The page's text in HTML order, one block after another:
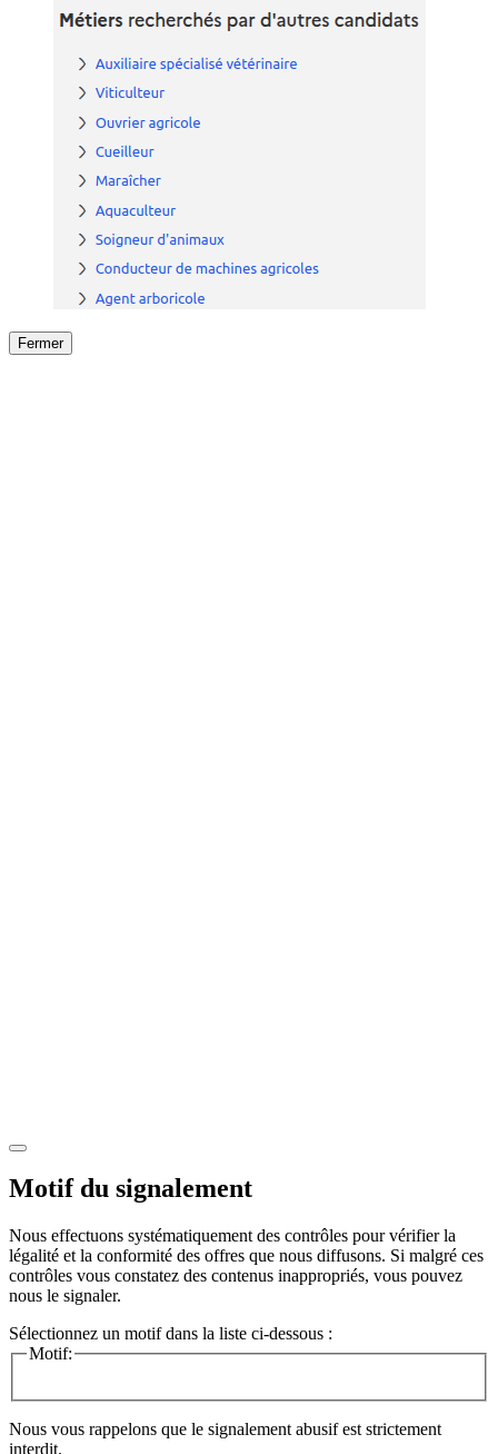
Fermer
Motif du signalement
Nous effectuons systématiquement des contrôles pour vérifier la
légalité et la conformité des offres que nous diffusons. Si malgré ces
contrôles vous constatez des contenus inappropriés, vous pouvez
nous le signaler.
Sélectionnez un motif dans la liste ci-dessous :
Motif:
Nous vous rappelons que le signalement abusif est strictement
interdit.